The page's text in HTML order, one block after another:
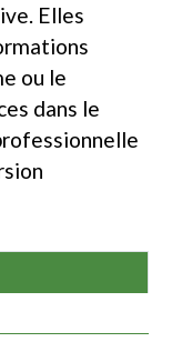
Elles
ou le
dans le